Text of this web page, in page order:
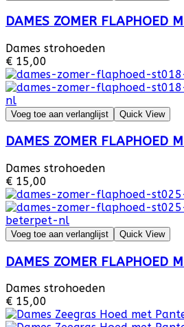
DAMES ZOMER FLAPHOED
Dames strohoeden
€ 15,00
Voeg toe aan verlanglijst Quick View
DAMES ZOMER FLAPHOED
Dames strohoeden
€ 15,00
Voeg toe aan verlanglijst Quick View
DAMES ZOMER FLAPHOED
Dames strohoeden
€ 15,00